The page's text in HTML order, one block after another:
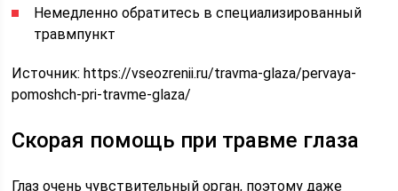
Немедленно обратитесь в специализированный
травмпункт
Источник:https://vseozrenii.ru/travma-glaza/pervaya-
pomoshch-pri-travme-glaza/
Скорая помощь при травме глаза
Глаз очень чувствительный орган, поэтому даже